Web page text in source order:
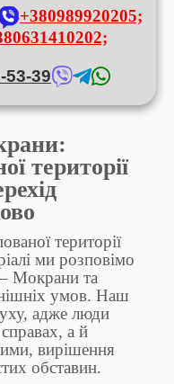
+380989920205;
53-39
території
території
ми розповімо
Мокрани та
умов. Наш
адже люди
а й
вирішення
обставин.